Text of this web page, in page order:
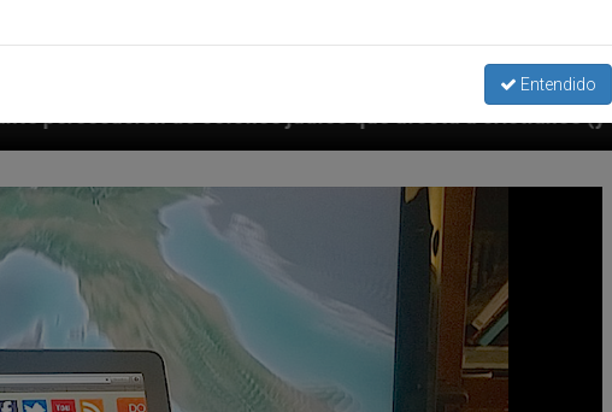
que afecta a cristianos (y no sólo) en Tierra Santa
Entendido